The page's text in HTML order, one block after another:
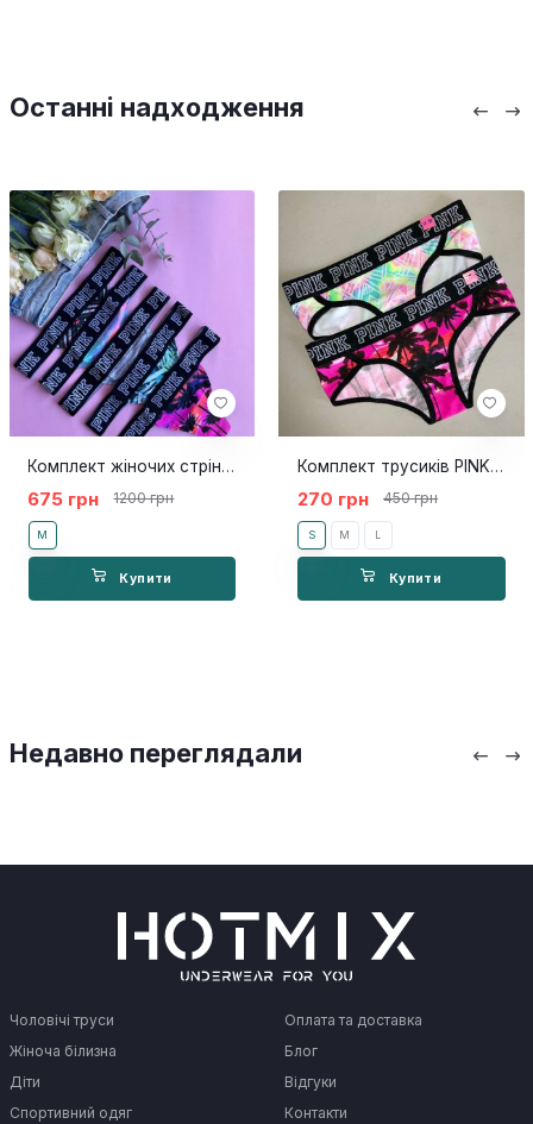
Останні надходження
Комплект жіночих стрінг PINK
675 грн 1200 грн
M
Купити
Комплект трусиків PINK 2 шт тропік
270 грн 450 грн
S M L
Купити
Недавно переглядали
Чоловічі труси
Жіноча білизна
Діти
Спортивний одяг
Оплата та доставка
Блог
Відгуки
Контакти